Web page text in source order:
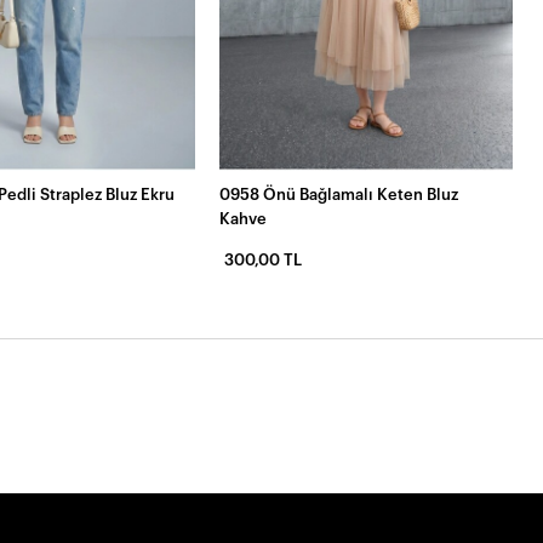
Straplez Bluz Ekru
0958 Önü Bağlamalı Keten Bluz
Kahve
300,00 TL